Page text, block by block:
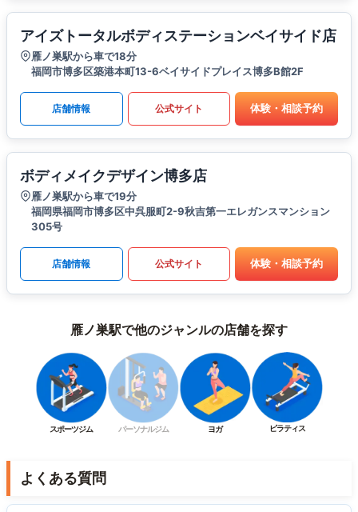
アイズトータルボディステーションベイサイド店
雁ノ巣駅から車で18分
福岡市博多区築港本町13-6ベイサイドプレイス博多B館2F
店舗情報 公式サイト 体験・相談予約
ボディメイクデザイン博多店
雁ノ巣駅から車で19分
福岡県福岡市博多区中呉服町2-9秋吉第一エレガンスマンション
305号
店舗情報 公式サイト 体験・相談予約
雁ノ巣駅で他のジャンルの店舗を探す
スポーツジム パーソナルジム ヨガ ピラティス
よくある質問